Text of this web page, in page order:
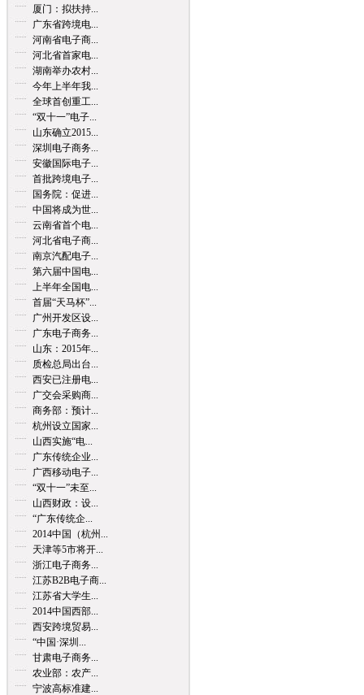
厦门：拟扶持...
广东省跨境电...
河南省电子商...
河北省首家电...
湖南举办农村...
今年上半年我...
全球首创重工...
“双十一”电子...
山东确立2015...
深圳电子商务...
安徽国际电子...
首批跨境电子...
国务院：促进...
中国将成为世...
云南省首个电...
河北省电子商...
南京汽配电子...
第六届中国电...
上半年全国电...
首届“天马杯”...
广州开发区设...
广东电子商务...
山东：2015年...
质检总局出台...
西安已注册电...
广交会采购商...
商务部：预计...
杭州设立国家...
山西实施“电...
广东传统企业...
广西移动电子...
“双十一”未至...
山西财政：设...
“广东传统企...
2014中国（杭州...
天津等5市将开...
浙江电子商务...
江苏B2B电子商...
江苏省大学生...
2014中国西部...
西安跨境贸易...
“中国·深圳...
甘肃电子商务...
农业部：农产...
宁波高标准建...